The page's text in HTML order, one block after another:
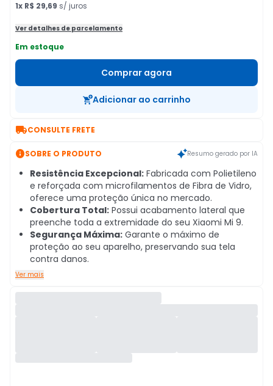
1x R$ 29,69 s/ juros
Ver detalhes de parcelamento
Em estoque
Comprar agora
Adicionar ao carrinho
CONSULTE FRETE
SOBRE O PRODUTO Resumo gerado por IA
Resistência Excepcional: Fabricada com Polietileno
e reforçada com microfilamentos de Fibra de Vidro,
oferece uma proteção única no mercado.
Cobertura Total: Possui acabamento lateral que
preenche toda a extremidade do seu Xiaomi Mi 9.
Segurança Máxima: Garante o máximo de
proteção ao seu aparelho, preservando sua tela
contra danos.
Ver mais